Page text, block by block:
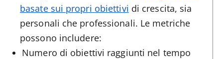
basate sui propri obiettivi di crescita, sia
personali che professionali. Le metriche
possono includere:
Numero di obiettivi raggiunti nel tempo